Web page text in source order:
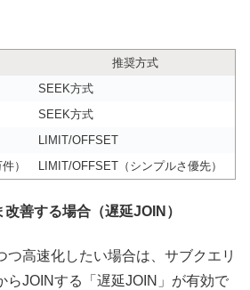
推奨方式
SEEK方式
SEEK方式
LIMIT/OFFSET
）
LIMIT/OFFSET（シンプルさ優先）
善する場合（遅延JOIN）
つ高速化したい場合は、サブクエリ
らJOINする「遅延JOIN」が有効で